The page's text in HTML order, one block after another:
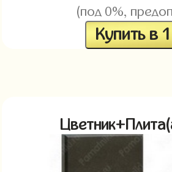
(под 0%,
Купить в